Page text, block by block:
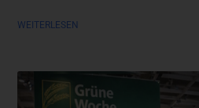
WEITERLESEN